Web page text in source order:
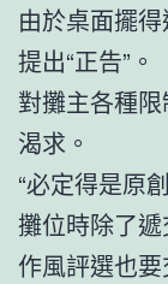
由於桌面擺
提出“正告”。
對攤主各種
渴求。
“必定得是原
攤位時除了
作風評選也